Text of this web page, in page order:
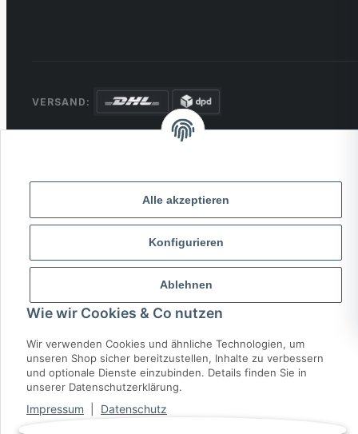
Alle akzeptieren
Konfigurieren
Ablehnen
Wie wir Cookies & Co nutzen
Wir verwenden Cookies und ähnliche Technologien, um
unseren Shop sicher bereitzustellen, Inhalte zu verbessern
und optionale Dienste einzubinden. Details finden Sie in
unserer Datenschutzerklärung.
Impressum Datenschutz
VERSAND:
* Alle Preise inkl. gesetzlicher USt., zzgl.Versand
© 2026 MCTRADE24. Alle Rechte vorbehalten.